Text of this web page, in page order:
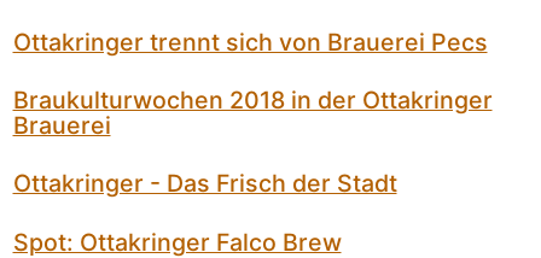
Ottakringer trennt sich von Brauerei Pecs
Braukulturwochen 2018 in der Ottakringer
Brauerei
Ottakringer - Das Frisch der Stadt
Spot: Ottakringer Falco Brew